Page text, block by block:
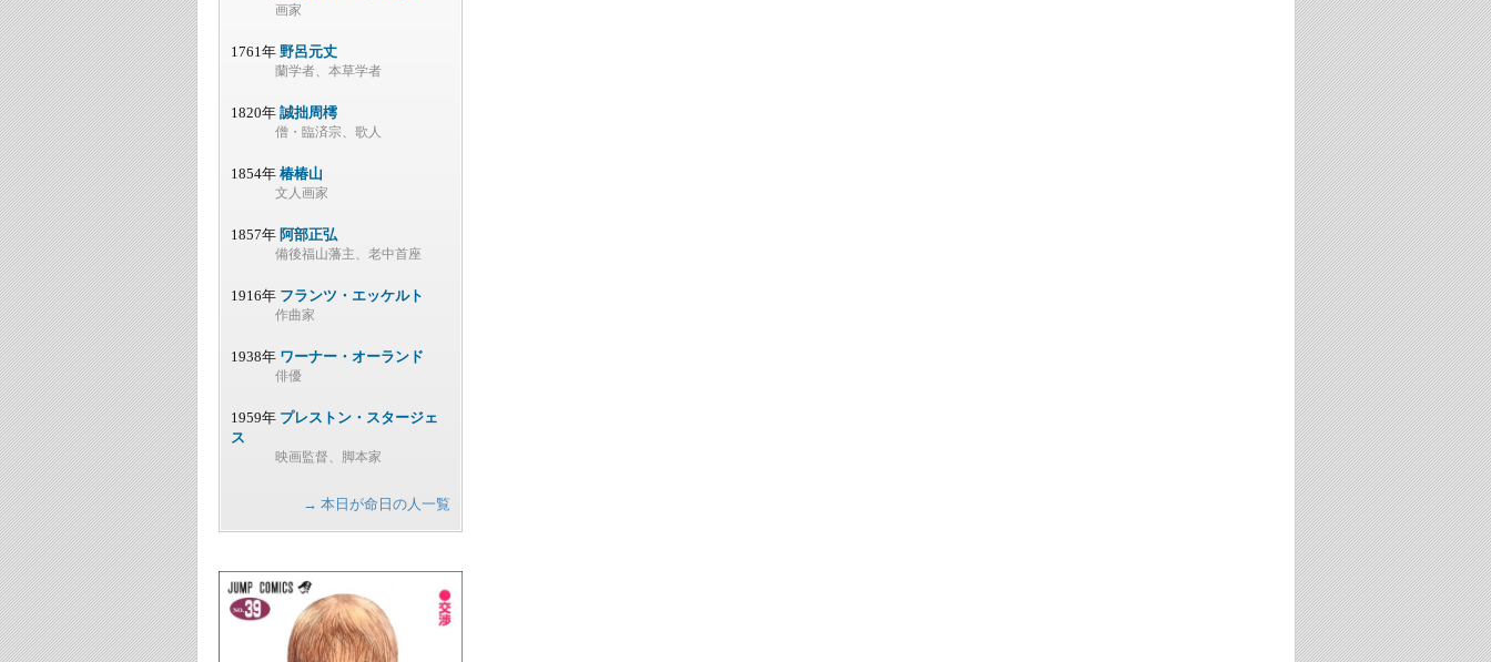
画家
1761年 野呂元丈
蘭学者、本草学者
1820年 誠拙周樗
僧・臨済宗、歌人
1854年 椿椿山
文人画家
1857年 阿部正弘
備後福山藩主、老中首座
1916年 フランツ・エッケルト
作曲家
1938年 ワーナー・オーランド
俳優
1959年 プレストン・スタージェ
ス
映画監督、脚本家
→ 本日が命日の人一覧